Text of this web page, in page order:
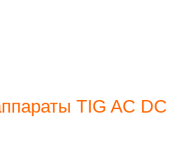
TIG AC DC